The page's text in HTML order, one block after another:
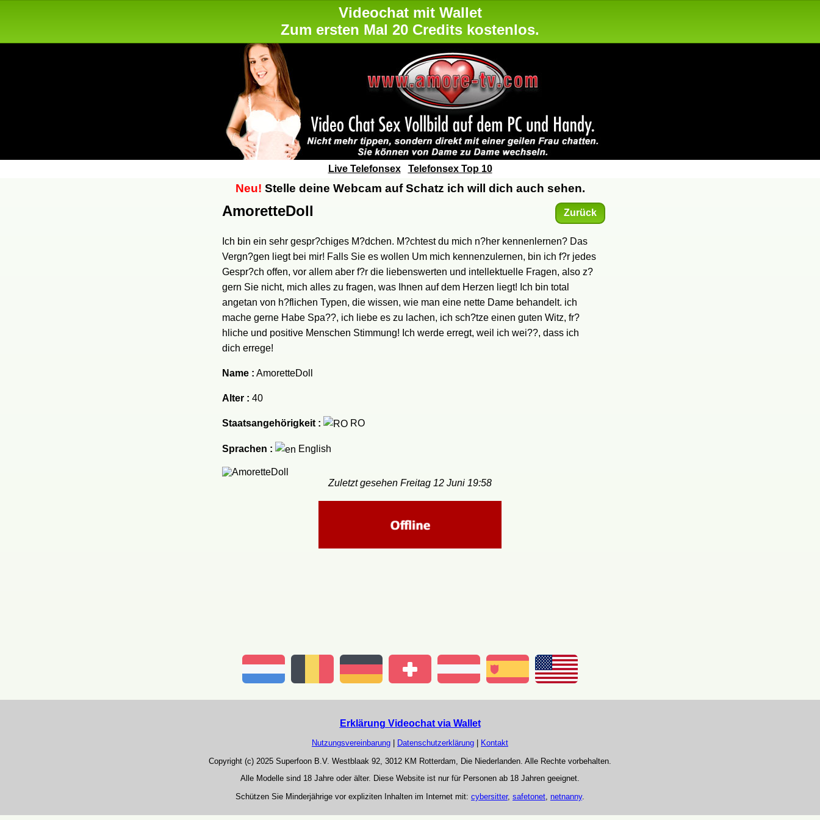
Videochat mit Wallet
Zum ersten Mal 20 Credits kostenlos.
Live Telefonsex Telefonsex Top 10
Neu! Stelle deine Webcam auf Schatz ich will dich auch sehen.
Zurück
AmoretteDoll
Ich bin ein sehr gespr?chiges M?dchen. M?chtest du mich n?her kennenlernen? Das
Vergn?gen liegt bei mir! Falls Sie es wollen Um mich kennenzulernen, bin ich f?r jedes
Gespr?ch offen, vor allem aber f?r die liebenswerten und intellektuelle Fragen, also z?
gern Sie nicht, mich alles zu fragen, was Ihnen auf dem Herzen liegt! Ich bin total
angetan von h?flichen Typen, die wissen, wie man eine nette Dame behandelt. ich
mache gerne Habe Spa??, ich liebe es zu lachen, ich sch?tze einen guten Witz, fr?
hliche und positive Menschen Stimmung! Ich werde erregt, weil ich wei??, dass ich
dich errege!
Name : AmoretteDoll
Alter : 40
Staatsangehörigkeit : RO
Sprachen : English
Zuletzt gesehen Freitag 12 Juni 19:58
Erklärung Videochat via Wallet
Nutzungsvereinbarung | Datenschutzerklärung | Kontakt
Copyright (c) 2025 Superfoon B.V. Westblaak 92, 3012 KM Rotterdam, Die Niederlanden. Alle Rechte vorbehalten.
Alle Modelle sind 18 Jahre oder älter. Diese Website ist nur für Personen ab 18 Jahren geeignet.
Schützen Sie Minderjährige vor expliziten Inhalten im Internet mit: cybersitter, safetonet netnanny.